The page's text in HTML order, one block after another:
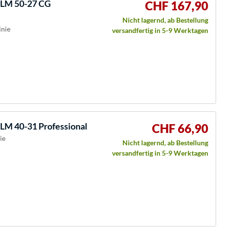
50-27 CG
CHF 167,90
Nicht lagernd, ab Bestellung
versandfertig in 5-9 Werktagen
40-31 Professional CHF 66,90
Nicht lagernd, ab Bestellung
versandfertig in 5-9 Werktagen